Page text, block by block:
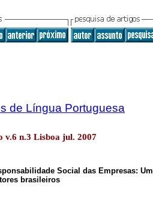
de Língua Portuguesa
v.6 n.3 Lisboa jul. 2007
Social das Empresas: Um
brasileiros